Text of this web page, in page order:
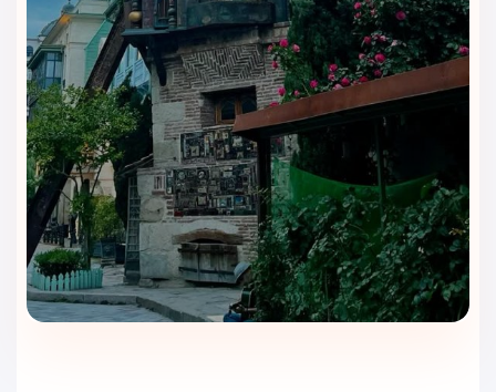
🍽 رستوران و کافی‌شاپ هتل ایساکا
تفلیس | صبحانه ساده و دسترسی
آسان به کافه‌های شهر
هتل ایساکا تفلیس (Isaka Hotel Tbilisi)
رستوران مجلل یا
کافی‌شاپ اختصاصی ندارد، اما یک سالن مخصوص صبحانه تمیز و
دنج دارد که هر روز صبح از مهمانان پذیرایی می‌کند. تمرکز اصلی
هتل بر ارائه صبحانه‌ای ساده، سالم و مناسب برای شروع روز است.
صبحانه روزانه